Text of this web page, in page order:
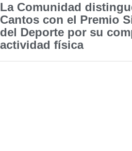
La Comunidad
Cantos con el Premio
del Deporte por su
actividad física